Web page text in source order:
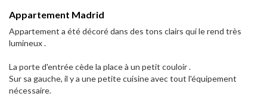
Appartement Madrid
Appartement a été décoré dans des tons clairs qui le rend très
lumineux .
La porte d'entrée cède la place à un petit couloir .
Sur sa gauche, il y a une petite cuisine avec tout l'équipement
nécessaire.